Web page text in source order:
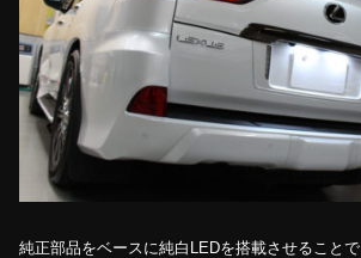
純正部品をベースに純白LEDを搭載させることで